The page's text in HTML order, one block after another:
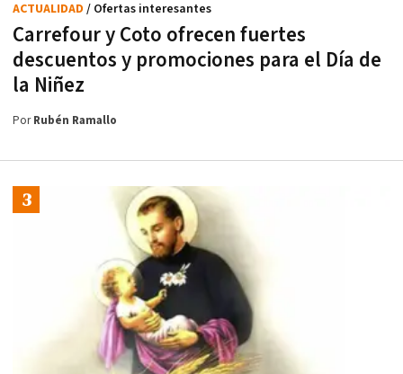
Carrefour y Coto ofrecen fuertes
descuentos y promociones para el Día de
la Niñez
ACTUALIDAD / Ofertas interesantes
PorRubén Ramallo